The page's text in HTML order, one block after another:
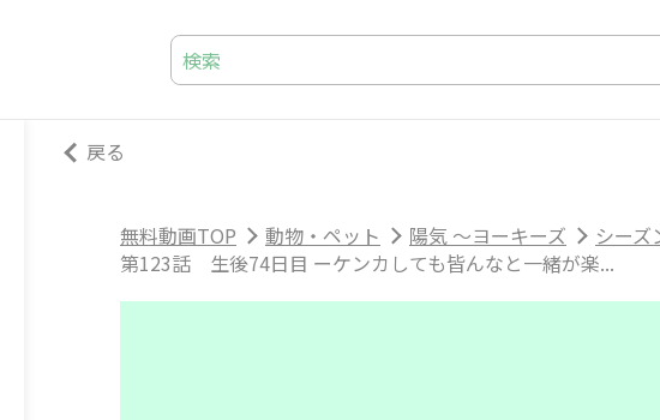
戻る
無料動画TOP 動物・ペット 陽気 ～ヨーキーズ
シー
第123話 生後74日目 ーケンカしても皆んなと一緒が楽...